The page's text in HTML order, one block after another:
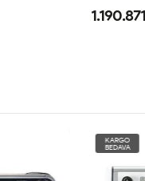
BLACK)
KARGO
BEDAVA